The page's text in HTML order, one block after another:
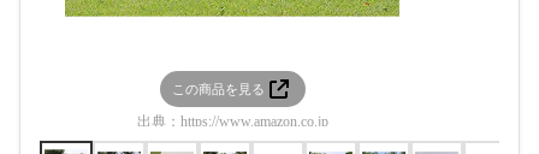
この商品を見る
出典： https://www.amazon.co.jp